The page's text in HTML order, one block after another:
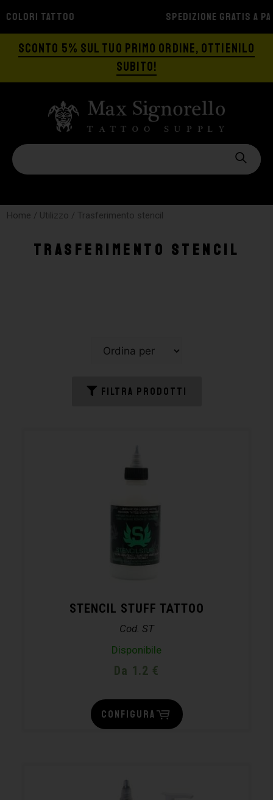
SPEDIZIONE GRATIS A PARTIRE DA €129
SCONTO 5% SUL TUO PRIMO ORDINE, OTTIENILO
SUBITO!
Home / Utilizzo / Trasferimento stencil
Trasferimento stencil
FILTRA PRODOTTI
STENCIL STUFF TATTOO
Cod. ST
Disponibile
Da 1.2 €
CONFIGURA